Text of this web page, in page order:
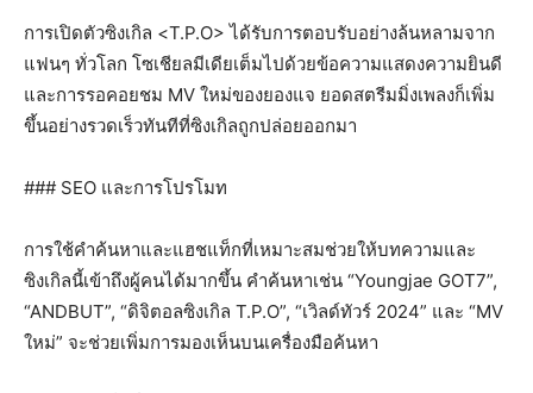
การเปิดตัวซิงเกิล <T.P.O> ได้รับการตอบรับอย่างล้นหลามจาก
แฟนๆ ทั่วโลก โซเชียลมีเดียเต็มไปด้วยข้อความแสดงความยินดี
และการรอคอยชม MV ใหม่ของยองแจ ยอดสตรีมมิ่งเพลงก็เพิ่ม
ขึ้นอย่างรวดเร็วทันทีที่ซิงเกิลถูกปล่อยออกมา
### SEO และการโปรโมท
การใช้คำค้นหาและแฮชแท็กที่เหมาะสมช่วยให้บทความและ
ซิงเกิลนี้เข้าถึงผู้คนได้มากขึ้น คำค้นหาเช่น “Youngjae GOT7”,
“ANDBUT”, “ดิจิตอลซิงเกิล T.P.O”, “เวิลด์ทัวร์ 2024” และ “MV
ใหม่” จะช่วยเพิ่มการมองเห็นบนเครื่องมือค้นหา